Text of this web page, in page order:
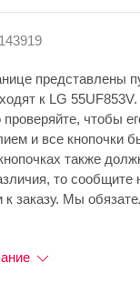
представлены
к LG
проверяйте, чтобы
и все кнопочки
также
то сообщите
к заказу. Мы